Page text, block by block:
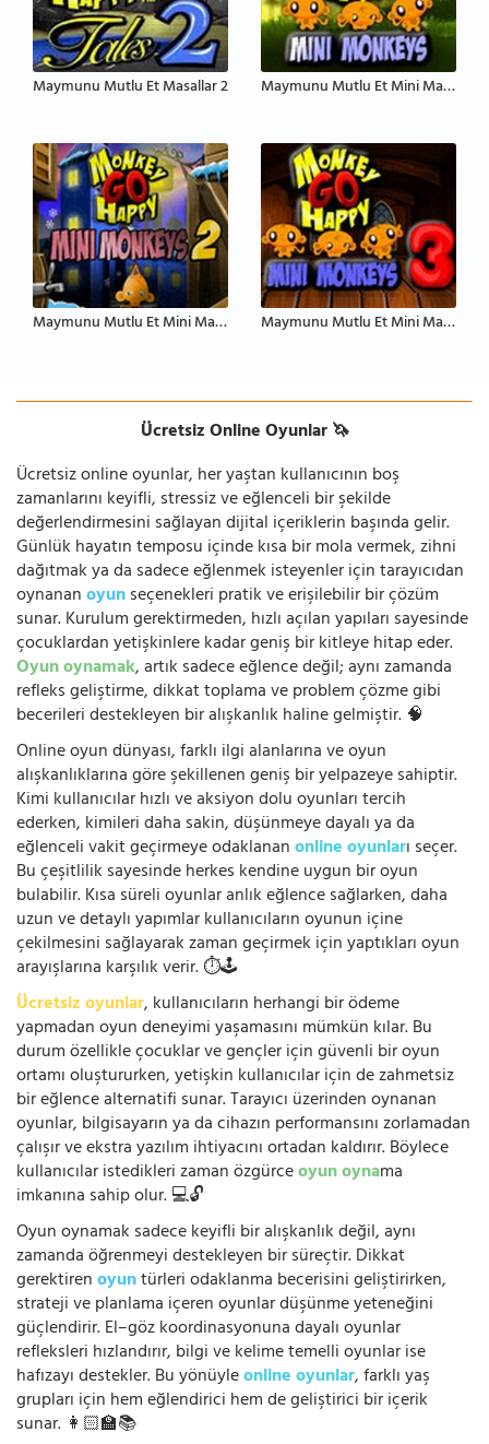
Maymunu Mutlu Et Masallar 2 Maymunu Mutlu Et Mini Maymunlar
Maymunu Mutlu Et Mini Maymunlar 2 Maymunu Mutlu Et Mini Maymunlar 3
Ücretsiz Online Oyunlar 🦄
Ücretsiz online oyunlar, her yaştan kullanıcının boş
zamanlarını keyifli, stressiz ve eğlenceli bir şekilde
değerlendirmesini sağlayan dijital içeriklerin başında gelir.
Günlük hayatın temposu içinde kısa bir mola vermek, zihni
dağıtmak ya da sadece eğlenmek isteyenler için tarayıcıdan
oynananoyunseçenekleri pratik ve erişilebilir bir çözüm
sunar. Kurulum gerektirmeden, hızlı açılan yapıları sayesinde
çocuklardan yetişkinlere kadar geniş bir kitleye hitap eder.
Oyun oynamak, artık sadece eğlence değil; aynı zamanda
refleks geliştirme, dikkat toplama ve problem çözme gibi
becerileri destekleyen bir alışkanlık haline gelmiştir. 🧠
Online oyun dünyası, farklı ilgi alanlarına ve oyun
alışkanlıklarına göre şekillenen geniş bir yelpazeye sahiptir.
Kimi kullanıcılar hızlı ve aksiyon dolu oyunları tercih
ederken, kimileri daha sakin, düşünmeye dayalı ya da
eğlenceli vakit geçirmeye odaklananonline oyunları seçer.
Bu çeşitlilik sayesinde herkes kendine uygun bir oyun
bulabilir. Kısa süreli oyunlar anlık eğlence sağlarken, daha
uzun ve detaylı yapımlar kullanıcıların oyunun içine
çekilmesini sağlayarak zaman geçirmek için yaptıkları oyun
arayışlarına karşılık verir. ⏱️🕹️
Ücretsiz oyunlar, kullanıcıların herhangi bir ödeme
yapmadan oyun deneyimi yaşamasını mümkün kılar. Bu
durum özellikle çocuklar ve gençler için güvenli bir oyun
ortamı oluştururken, yetişkin kullanıcılar için de zahmetsiz
bir eğlence alternatifi sunar. Tarayıcı üzerinden oynanan
oyunlar, bilgisayarın ya da cihazın performansını zorlamadan
çalışır ve ekstra yazılım ihtiyacını ortadan kaldırır. Böylece
kullanıcılar istedikleri zaman özgürceoyun oynama
imkanına sahip olur. 💻🔓
Oyun oynamak sadece keyifli bir alışkanlık değil, aynı
zamanda öğrenmeyi destekleyen bir süreçtir. Dikkat
gerektirenoyuntürleri odaklanma becerisini geliştirirken,
strateji ve planlama içeren oyunlar düşünme yeteneğini
güçlendirir. El–göz koordinasyonuna dayalı oyunlar
refleksleri hızlandırır, bilgi ve kelime temelli oyunlar ise
hafızayı destekler. Bu yönüyleonline oyunlar, farklı yaş
grupları için hem eğlendirici hem de geliştirici bir içerik
sunar. 👩🏻‍🏫📚